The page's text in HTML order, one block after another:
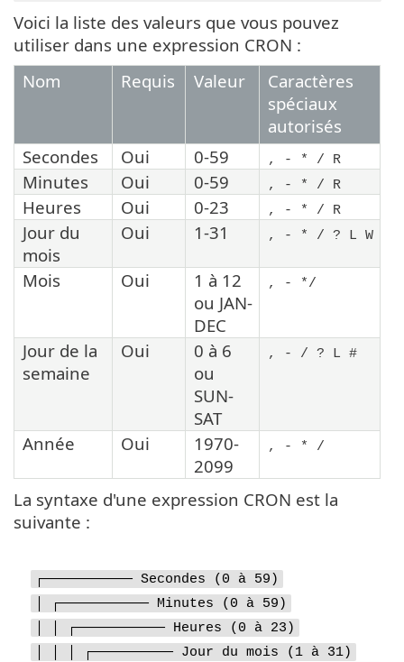
Voici la liste des valeurs que vous pouvez
utiliser dans une expression CRON :
Nom
Requis Valeur
Caractères
spéciaux
autorisés
Secondes
Oui 0-59 , - * / R
Minutes Oui 0-59 , - * / R
Heures Oui 0-23 , - * / R
Jour du
mois
Oui 1-31 , - * / ? L W
Mois Oui
1 à 12
ou JAN-
DEC
, - */
Jour de la
semaine
Oui
0 à 6
ou
SUN-
SAT
, - / ? L #
Année Oui
1970-
2099
, - * /
La syntaxe d'une expression CRON est la
suivante :
┌─────────── Secondes (0 à 59)
│ ┌─────────── Minutes (0 à 59)
│ │ ┌─────────── Heures (0 à 23)
│ │ │ ┌────────── Jour du mois (1 à 31)